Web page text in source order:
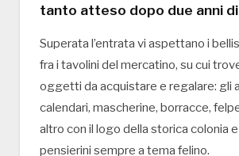
tanto atteso dopo due anni
Superata l’entrata vi aspettano i
fra i tavolini del mercatino, su cui
oggetti da acquistare e regalare: gli
calendari, mascherine, borracce,
altro con il logo della storica colonia
pensierini sempre a tema felino.